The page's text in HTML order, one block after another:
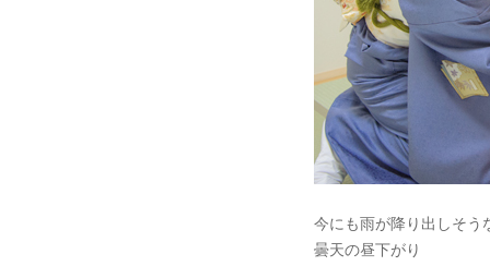
今にも雨が降り出しそう
曇天の昼下がり